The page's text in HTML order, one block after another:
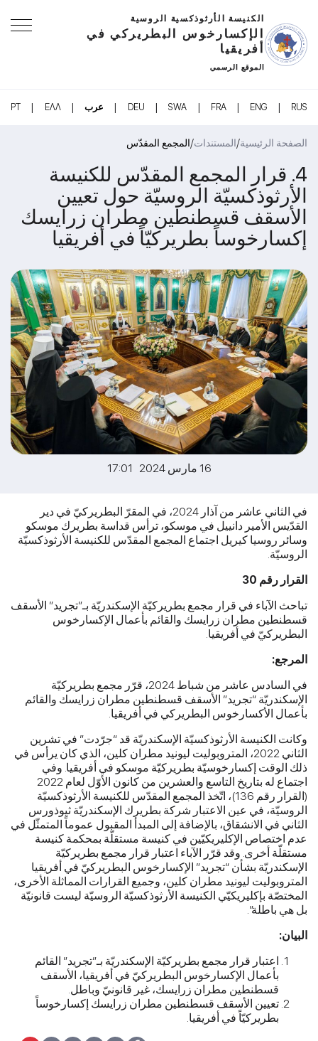
الكنيسة الأرثوذكسية الروسية
الإكسارخوس البطريركي في
أفريقيا
الموقع الرسمي
RUS
|
ENG
|
FRA
|
SWA
|
DEU
| عرب |
ΕΛΛ
|
PT
الصفحة الرئيسية/المستندات/المجمع المقدّس
4. قرار المجمع المقدّس للكنيسة
الأرثوذكسيّة الروسيّة حول تعيين
الأسقف قسطنطين مطران زرايسك
إكسارخوساً بطريركيّاً في أفريقيا
16 مارس 2024 17:01
في الثاني عاشر من آذار 2024، في المقرّ البطريركيّ في دير
القدّيس الأمير دانييل في موسكو، ترأس قداسة بطريرك موسكو
وسائر روسيا كيريل اجتماع المجمع المقدّس للكنيسة الأرثوذكسيّة
الروسيّة.
القرار رقم 30
تباحث الآباء في قرار مجمع بطريركيّة الإسكندريّة بـ”تجريد” الأسقف
قسطنطين مطران زرايسك والقائم بأعمال الإكسارخوس
البطريركيّ في أفريقيا.
المرجع:
في السادس عاشر من شباط 2024، قرّر مجمع بطريركيّة
الإسكندريّة “تجريد” الأسقف قسطنطين مطران زرايسك والقائم
بأعمال الأكسارخوس البطريركي في أفريقيا.
وكانت الكنيسة الأرثوذكسيّة الإسكندريّة قد “جرّدت” في تشرين
الثاني 2022، المتروبوليت ليونيد مطران كلين، الذي كان يرأس في
ذلك الوقت إكسارخوسيّة بطريركيّة موسكو في أفريقيا. وفي
اجتماع له بتاريخ التاسع والعشرين من كانون الأوّل لعام 2022
(القرار رقم 136)، اتّخذ المجمع المقدّس للكنيسة الأرثوذكسيّة
الروسيّة، في عين الاعتبار شركة بطريرك الإسكندريّة ثيوذورس
الثاني في الانشقاق، بالإضافة إلى المبدأ المقبول عموماً المتمثّل في
عدم اختصاص الإكليريكيّين في كنيسة مستقلّة بمحكمة كنيسة
مستقلّة أخرى. وقد قرّر الآباء اعتبار قرار مجمع بطريركيّة
الإسكندريّة بشأن “تجريد” الإكسارخوس البطريركيّ في أفريقيا
المتروبوليت ليونيد مطران كلين، وجميع القرارات المماثلة الأخرى،
المختصّة بإكليريكيّي الكنيسة الأرثوذكسيّة الروسيّة ليست قانونيّة
بل هي باطلة”.
البيان:
اعتبار قرار مجمع بطريركيّة الإسكندريّة بـ”تجريد” القائم
بأعمال الإكسارخوس البطريركيّ في أفريقيا، الأسقف
قسطنطين مطران زرايسك، غير قانونيّ وباطل.
تعيين الأسقف قسطنطين مطران زرايسك إكسارخوساً
بطريركيّاً في أفريقيا.